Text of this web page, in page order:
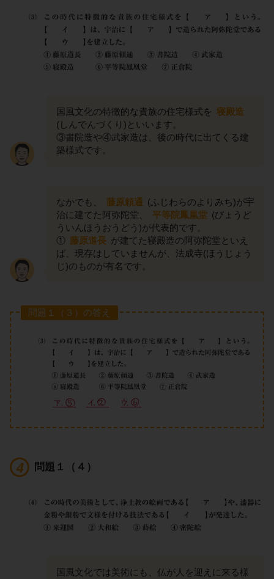
国風文化の特徴的な貴族の住宅様式を 寝殿造
(しんでんづくり)といいます。
③書院造や④武家造は、後の時代に出てくる建
築様式です。
なかでも、 藤原頼通 (ふじわらのよりみち)が宇
治に建てた阿弥陀堂、
平等院鳳凰堂 (びょうど
ういんほうおうどう)が代表的です。
① 藤原道長 が建てた寝殿造の阿弥陀堂といえ
ば、現存はしていませんが、法成寺(ほうじょう
じ)のものが有名です。
問題１（３）の答え
問題１（４）
国風文化では美術にも、仏が人を迎えに来る様